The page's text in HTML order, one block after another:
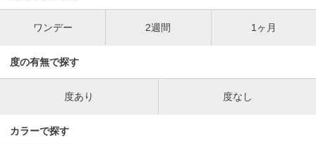
ワンデー 2週間 1ヶ月
度の有無で探す
度あり 度なし
カラーで探す